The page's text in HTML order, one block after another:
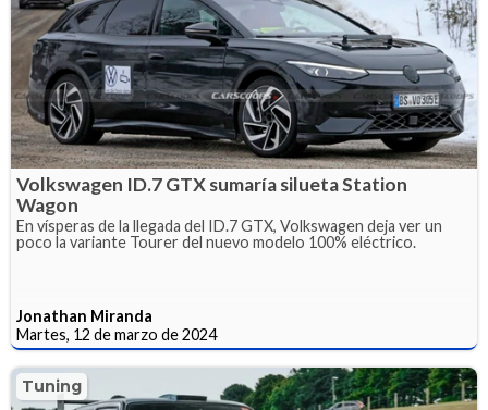
Volkswagen ID.7 GTX sumaría silueta Station
Wagon
En vísperas de la llegada del ID.7 GTX, Volkswagen deja ver un
poco la variante Tourer del nuevo modelo 100% eléctrico.
Jonathan Miranda
Martes, 12 de marzo de 2024
Tuning